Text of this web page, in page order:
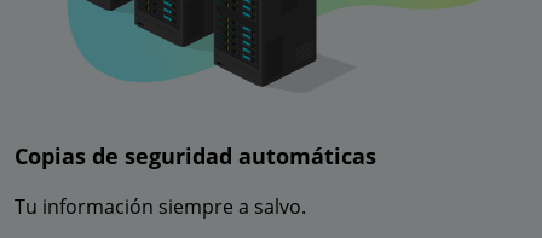
Copias de seguridad automáticas
Tu información siempre a salvo.